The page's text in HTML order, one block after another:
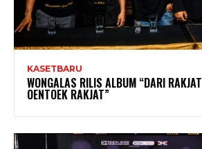
KASETBARU
WONGALAS RILIS ALBUM “DARI
OENTOEK RAKJAT”